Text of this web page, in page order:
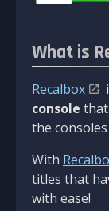
What is
Recalbox
console
the
With
titles that
with ease!